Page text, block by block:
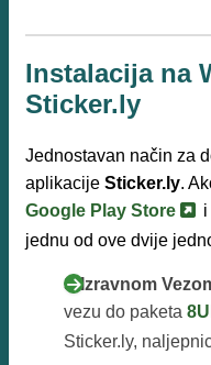
Instalacija na
Sticker.ly
Jednostavan način za
aplikacije Sticker.ly.
Google Play Store
i
jednu od ove dvije
S Izravnom
vezu do paketa
Sticker.ly,